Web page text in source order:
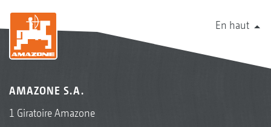
En haut
AMAZONE S.A.
1 Giratoire Amazone